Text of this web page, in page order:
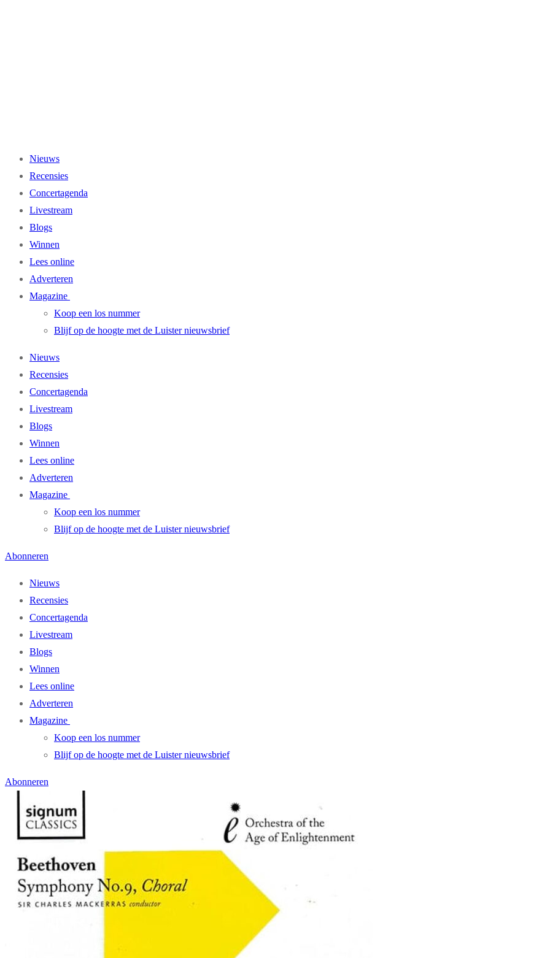
Nieuws
Recensies
Concertagenda
Livestream
Blogs
Winnen
Lees online
Adverteren
Magazine
Koop een los nummer
Blijf op de hoogte met de Luister nieuwsbrief
Nieuws
Recensies
Concertagenda
Livestream
Blogs
Winnen
Lees online
Adverteren
Magazine
Koop een los nummer
Blijf op de hoogte met de Luister nieuwsbrief
Abonneren
Nieuws
Recensies
Concertagenda
Livestream
Blogs
Winnen
Lees online
Adverteren
Magazine
Koop een los nummer
Blijf op de hoogte met de Luister nieuwsbrief
Abonneren